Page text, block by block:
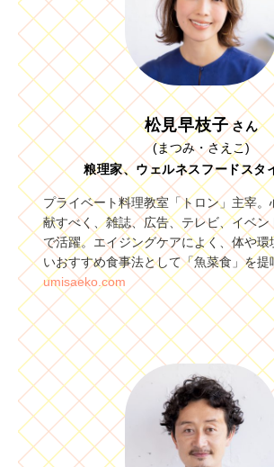
松見早枝子 さん
(まつみ・さえこ)
粮理家、ウェルネスフードスタ
プライベート料理教室「トロン」主宰。
献すべく、雑誌、広告、テレビ、イベン
で活躍。エイジングケアによく、体や環
いおすすめ食事法として「魚菜食」を提
umisaeko.com